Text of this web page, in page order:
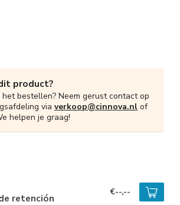
product?
bestellen? Neem gerust contact op
via verkoop@cinnova.nl of
helpen je graag!
retención €--,--